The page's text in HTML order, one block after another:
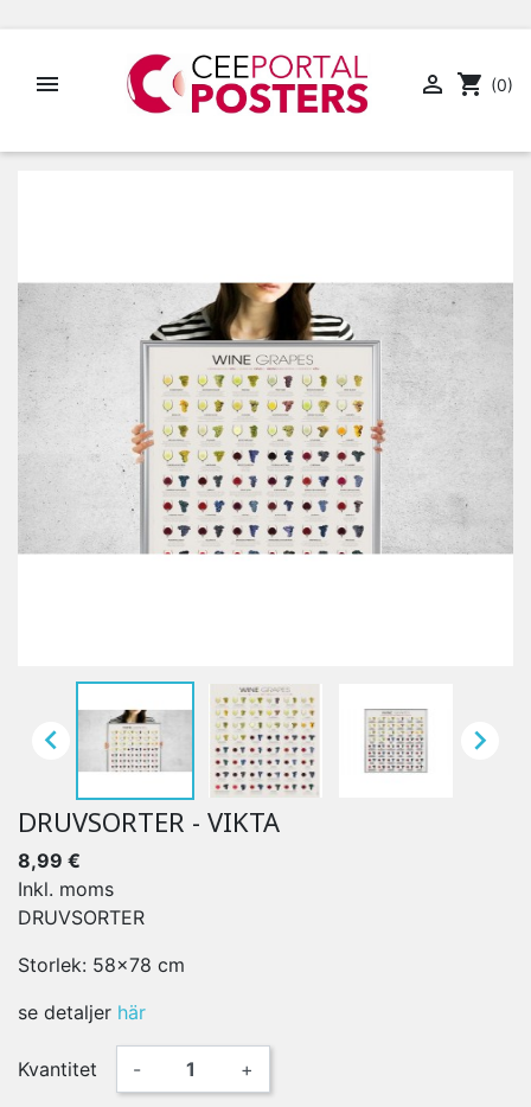
  shopping_cart (0)
 
DRUVSORTER - VIKTA
8,99 €
Inkl. moms
DRUVSORTER
Storlek: 58x78 cm
se detaljer här
Kvantitet - +